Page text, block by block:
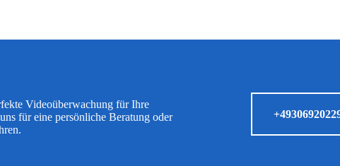
Videoüberwachung für Ihre
für eine persönliche Beratung oder